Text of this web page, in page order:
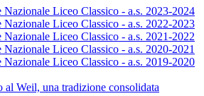
Nazionale Liceo Classico - a.s. 2023-2024
Nazionale Liceo Classico - a.s. 2022-2023
Nazionale Liceo Classico - a.s. 2021-2022
Nazionale Liceo Classico - a.s. 2020-2021
Nazionale Liceo Classico - a.s. 2019-2020
al Weil, una tradizione consolidata